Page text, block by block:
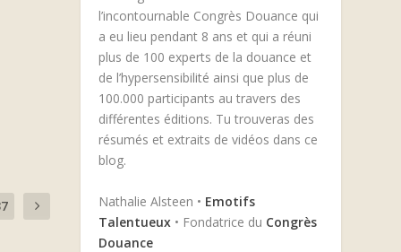
l’incontournable Congrès Douance qui
a eu lieu pendant 8 ans et qui a réuni
plus de 100 experts de la douance et
de l’hypersensibilité ainsi que plus de
100.000 participants au travers des
différentes éditions. Tu trouveras des
résumés et extraits de vidéos dans ce
blog.
Nathalie Alsteen • Emotifs
Talentueux • Fondatrice du Congrès
Douance